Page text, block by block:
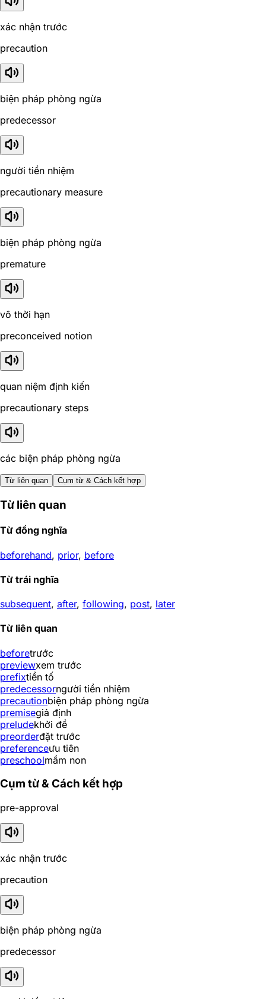
xác nhận trước
precaution
biện pháp phòng ngừa
predecessor
người tiền nhiệm
precautionary measure
biện pháp phòng ngừa
premature
vô thời hạn
preconceived notion
quan niệm định kiến
precautionary steps
các biện pháp phòng ngừa
Từ liên quan Cụm từ & Cách kết hợp
Từ liên quan
Từ đồng nghĩa
beforehand, prior, before
Từ trái nghĩa
subsequent, after, following, post, later
Từ liên quan
beforetrước
previewxem trước
prefixtiền tố
predecessorngười tiền nhiệm
precautionbiện pháp phòng ngừa
premisegiả định
preludekhởi đề
preorderđặt trước
preferenceưu tiên
preschoolmầm non
Cụm từ & Cách kết hợp
pre-approval
xác nhận trước
precaution
biện pháp phòng ngừa
predecessor